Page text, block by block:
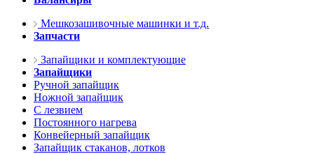
Мешкозашивочные машинки и т.д.
Запчасти
Запайщики и комплектующие
Запайщики
Ручной запайщик
Ножной запайщик
С лезвием
Постоянного нагрева
Конвейерный запайщик
Запайщик стаканов, лотков